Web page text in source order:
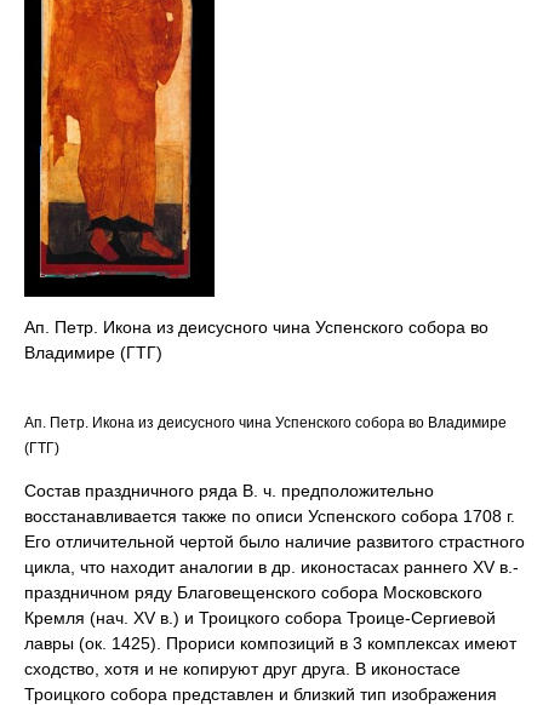
Ап. Петр. Икона из деисусного чина Успенского собора во
Владимире (ГТГ)
Ап. Петр. Икона из деисусного чина Успенского собора во Владимире
(ГТГ)
Состав праздничного ряда В. ч. предположительно
восстанавливается также по описи Успенского собора 1708 г.
Его отличительной чертой было наличие развитого страстного
цикла, что находит аналогии в др. иконостасах раннего XV в.-
праздничном ряду Благовещенского собора Московского
Кремля (нач. XV в.) и Троицкого собора Троице-Сергиевой
лавры (ок. 1425). Прориси композиций в 3 комплексах имеют
сходство, хотя и не копируют друг друга. В иконостасе
Троицкого собора представлен и близкий тип изображения